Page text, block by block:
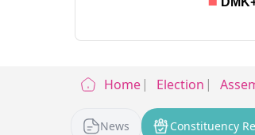
Home Election
News Constituency